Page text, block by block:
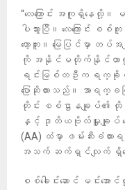
“လေကြောင်း အကူရှိနေလို့။
ပါသွားပြီ။ လေကြော
တော့ဘူး။ မြေပြင်မှာ
ကို အနိုင်မတိုက်နိုင်တာကို တွ
ရင်းမြစ်တဦးက ရက္ခို
ပြောဆိုထားသည်။ အာရ
တိုင်း စစ်ဌာနချုပ်၏ တိုင်း
နှင့် ဒုတိယဗိုလ်မှူးချုပ် သ
(AA) ထံမှာ ဖမ်းဆီးခံထ
အသက် ဆက်ရှင်လျက် ရှိန
စစ်ခေါင်းဆောင် မင်